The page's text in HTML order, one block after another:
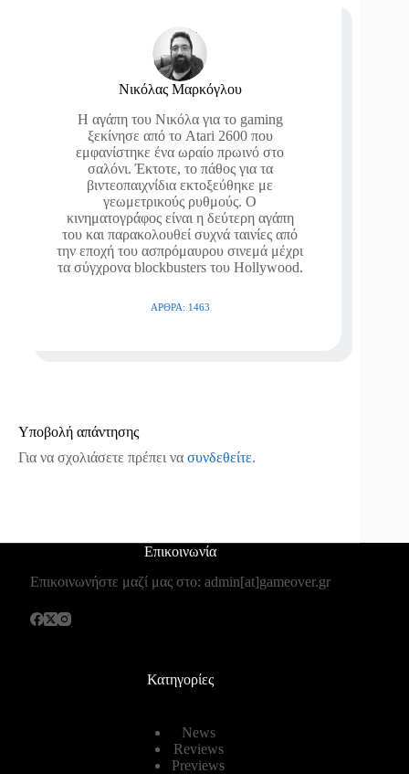
Νικόλας Μαρκόγλου
Η αγάπη του Νικόλα για το gaming
ξεκίνησε από το Atari 2600 που
εμφανίστηκε ένα ωραίο πρωινό στο
σαλόνι. Έκτοτε, το πάθος για τα
βιντεοπαιχνίδια εκτοξεύθηκε με
γεωμετρικούς ρυθμούς. Ο
κινηματογράφος είναι η δεύτερη αγάπη
του και παρακολουθεί συχνά ταινίες από
την εποχή του ασπρόμαυρου σινεμά μέχρι
τα σύγχρονα blockbusters του Hollywood.
ΆΡΘΡΑ: 1463
Υποβολή απάντησης
Για να σχολιάσετε πρέπει να συνδεθείτε.
Επικοινωνία
Επικοινωνήστε μαζί μας στο: admin[at]gameover.gr
Κατηγορίες
News
Reviews
Previews